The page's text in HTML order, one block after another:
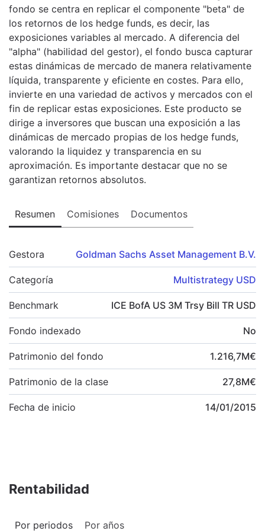
fondo se centra en replicar el componente "beta" de
los retornos de los hedge funds, es decir, las
exposiciones variables al mercado. A diferencia del
"alpha" (habilidad del gestor), el fondo busca capturar
estas dinámicas de mercado de manera relativamente
líquida, transparente y eficiente en costes. Para ello,
invierte en una variedad de activos y mercados con el
fin de replicar estas exposiciones. Este producto se
dirige a inversores que buscan una exposición a las
dinámicas de mercado propias de los hedge funds,
valorando la liquidez y transparencia en su
aproximación. Es importante destacar que no se
garantizan retornos absolutos.
Resumen Comisiones Documentos
Gestora Goldman Sachs Asset Management B.V.
Categoría Multistrategy USD
Benchmark ICE BofA US 3M Trsy Bill TR USD
Fondo indexado No
Patrimonio del fondo 1.216,7M€
Patrimonio de la clase 27,8M€
Fecha de inicio 14/01/2015
Rentabilidad
Por periodos Por años